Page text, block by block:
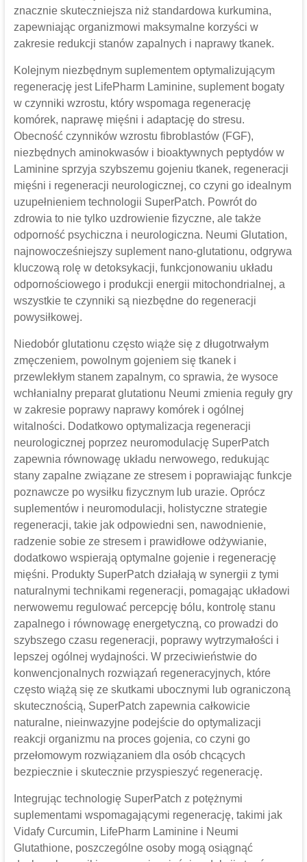
znacznie skuteczniejsza niż standardowa kurkumina,
zapewniając organizmowi maksymalne korzyści w
zakresie redukcji stanów zapalnych i naprawy tkanek.
Kolejnym niezbędnym suplementem optymalizującym
regenerację jest LifePharm Laminine, suplement bogaty
w czynniki wzrostu, który wspomaga regenerację
komórek, naprawę mięśni i adaptację do stresu.
Obecność czynników wzrostu fibroblastów (FGF),
niezbędnych aminokwasów i bioaktywnych peptydów w
Laminine sprzyja szybszemu gojeniu tkanek, regeneracji
mięśni i regeneracji neurologicznej, co czyni go idealnym
uzupełnieniem technologii SuperPatch. Powrót do
zdrowia to nie tylko uzdrowienie fizyczne, ale także
odporność psychiczna i neurologiczna. Neumi Glutation,
najnowocześniejszy suplement nano-glutationu, odgrywa
kluczową rolę w detoksykacji, funkcjonowaniu układu
odpornościowego i produkcji energii mitochondrialnej, a
wszystkie te czynniki są niezbędne do regeneracji
powysiłkowej.
Niedobór glutationu często wiąże się z długotrwałym
zmęczeniem, powolnym gojeniem się tkanek i
przewlekłym stanem zapalnym, co sprawia, że ​​wysoce
wchłanialny preparat glutationu Neumi zmienia reguły gry
w zakresie poprawy naprawy komórek i ogólnej
witalności. Dodatkowo optymalizacja regeneracji
neurologicznej poprzez neuromodulację SuperPatch
zapewnia równowagę układu nerwowego, redukując
stany zapalne związane ze stresem i poprawiając funkcje
poznawcze po wysiłku fizycznym lub urazie. Oprócz
suplementów i neuromodulacji, holistyczne strategie
regeneracji, takie jak odpowiedni sen, nawodnienie,
radzenie sobie ze stresem i prawidłowe odżywianie,
dodatkowo wspierają optymalne gojenie i regenerację
mięśni. Produkty SuperPatch działają w synergii z tymi
naturalnymi technikami regeneracji, pomagając układowi
nerwowemu regulować percepcję bólu, kontrolę stanu
zapalnego i równowagę energetyczną, co prowadzi do
szybszego czasu regeneracji, poprawy wytrzymałości i
lepszej ogólnej wydajności. W przeciwieństwie do
konwencjonalnych rozwiązań regeneracyjnych, które
często wiążą się ze skutkami ubocznymi lub ograniczoną
skutecznością, SuperPatch zapewnia całkowicie
naturalne, nieinwazyjne podejście do optymalizacji
reakcji organizmu na proces gojenia, co czyni go
przełomowym rozwiązaniem dla osób chcących
bezpiecznie i skutecznie przyspieszyć regenerację.
Integrując technologię SuperPatch z potężnymi
suplementami wspomagającymi regenerację, takimi jak
Vidafy Curcumin, LifePharm Laminine i Neumi
Glutathione, poszczególne osoby mogą osiągnąć